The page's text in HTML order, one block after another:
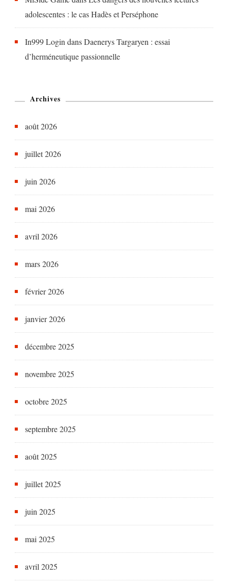
adolescentes : le cas Hadès et Perséphone
In999 Login dansDaenerys Targaryen : essai
d’herméneutique passionnelle
Archives
août 2026
juillet 2026
juin 2026
mai 2026
avril 2026
mars 2026
février 2026
janvier 2026
décembre 2025
novembre 2025
octobre 2025
septembre 2025
août 2025
juillet 2025
juin 2025
mai 2025
avril 2025